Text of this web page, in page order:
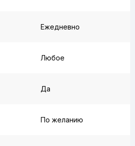
Ежедневно
Любое
Да
По желанию